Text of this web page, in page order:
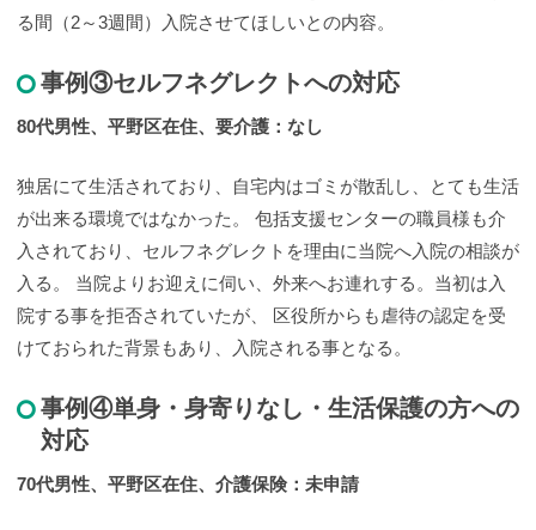
る間（2～3週間）入院させてほしいとの内容。
事例③セルフネグレクトへの対応
80代男性、平野区在住、要介護：なし
独居にて生活されており、自宅内はゴミが散乱し、とても生活
が出来る環境ではなかった。 包括支援センターの職員様も介
入されており、セルフネグレクトを理由に当院へ入院の相談が
入る。 当院よりお迎えに伺い、外来へお連れする。当初は入
院する事を拒否されていたが、 区役所からも虐待の認定を受
けておられた背景もあり、入院される事となる。
事例④単身・身寄りなし・生活保護の方への
対応
70代男性、平野区在住、介護保険：未申請